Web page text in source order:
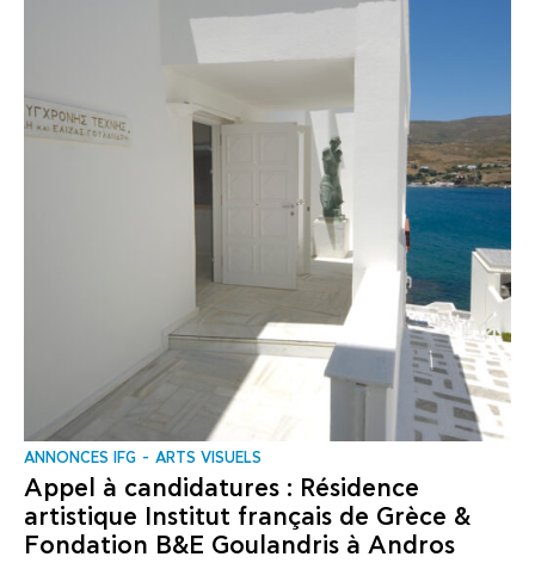
ANNONCES IFG ARTS VISUELS
Appel à candidatures : Résidence
artistique Institut français de Grèce &
Fondation B&E Goulandris à Andros